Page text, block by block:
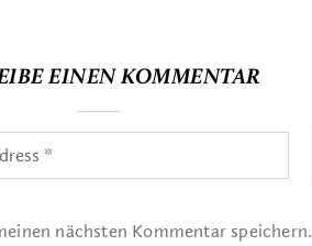
EINEN KOMMENTAR
nächsten Kommentar speichern.